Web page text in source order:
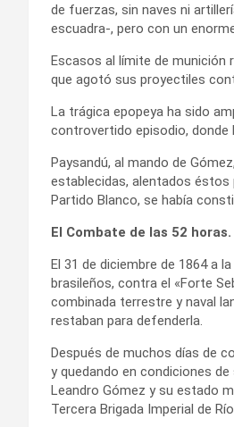
de fuerzas, sin naves ni
escuadra-, pero con un
Escasos al límite de munición
que agotó sus proyectiles
La trágica epopeya ha sido
controvertido episodio, donde
Paysandú, al mando de
establecidas, alentados éstos
Partido Blanco, se había
El Combate de las 52 horas.
El 31 de diciembre de 1864 a
brasileños, contra el «Forte
combinada terrestre y naval
restaban para defenderla.
Después de muchos días de
y quedando en condiciones
Leandro Gómez y su estado
Tercera Brigada Imperial de